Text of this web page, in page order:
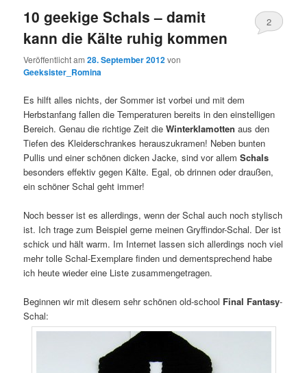
10 geekige Schals – damit
kann die Kälte ruhig kommen
Veröffentlicht am28. September 2012von
Geeksister_Romina
2
Es hilft alles nichts, der Sommer ist vorbei und mit dem
Herbstanfang fallen die Temperaturen bereits in den einstelligen
Bereich. Genau die richtige Zeit dieWinterklamotten aus den
Tiefen des Kleiderschrankes herauszukramen! Neben bunten
Pullis und einer schönen dicken Jacke, sind vor allemSchals
besonders effektiv gegen Kälte. Egal, ob drinnen oder draußen,
ein schöner Schal geht immer!
Noch besser ist es allerdings, wenn der Schal auch noch stylisch
ist. Ich trage zum Beispiel gerne meinen Gryffindor-Schal. Der ist
schick und hält warm. Im Internet lassen sich allerdings noch viel
mehr tolle Schal-Exemplare finden und dementsprechend habe
ich heute wieder eine Liste zusammengetragen.
Beginnen wir mit diesem sehr schönen old-school Final Fantasy-
Schal: